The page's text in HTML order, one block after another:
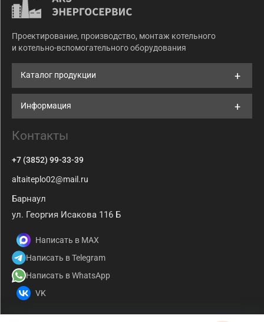
Проектирование, производство, монтаж котельного
и котельно-вспомогательного оборудования
Каталог продукции
Информация
Контакты
+7 (3852) 99-33-39
altaiteplo02@mail.ru
Барнаул
ул. Георгия Исакова 116 Б
Написать в MAX
Написать в Telegram
Написать в WhatsApp
VK